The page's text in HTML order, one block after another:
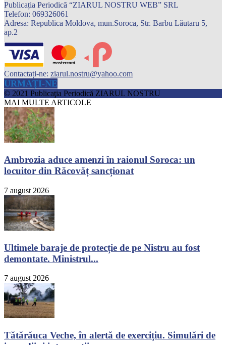
Publicația Periodică “ZIARUL NOSTRU WEB” SRL
Telefon: 069326061
Adresa: Republica Moldova, mun.Soroca, Str. Barbu Lăutaru 5,
ap.2
Contactați-ne: ziarul.nostru@yahoo.com
URMAȚI-NE
© 2021 Publicaţia Periodică ZIARUL NOSTRU
MAI MULTE ARTICOLE
Ambrozia aduce amenzi în raionul Soroca: un
locuitor din Răcovăț sancționat
7 august 2026
Ultimele baraje de protecție de pe Nistru au fost
demontate. Ministrul...
7 august 2026
Tătărăuca Veche, în alertă de exercițiu. Simulări de